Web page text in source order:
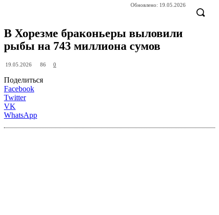
Обновлено: 19.05.2026
В Хорезме браконьеры выловили
рыбы на 743 миллиона сумов
19.05.2026 86 0
Поделиться
Facebook
Twitter
VK
WhatsApp